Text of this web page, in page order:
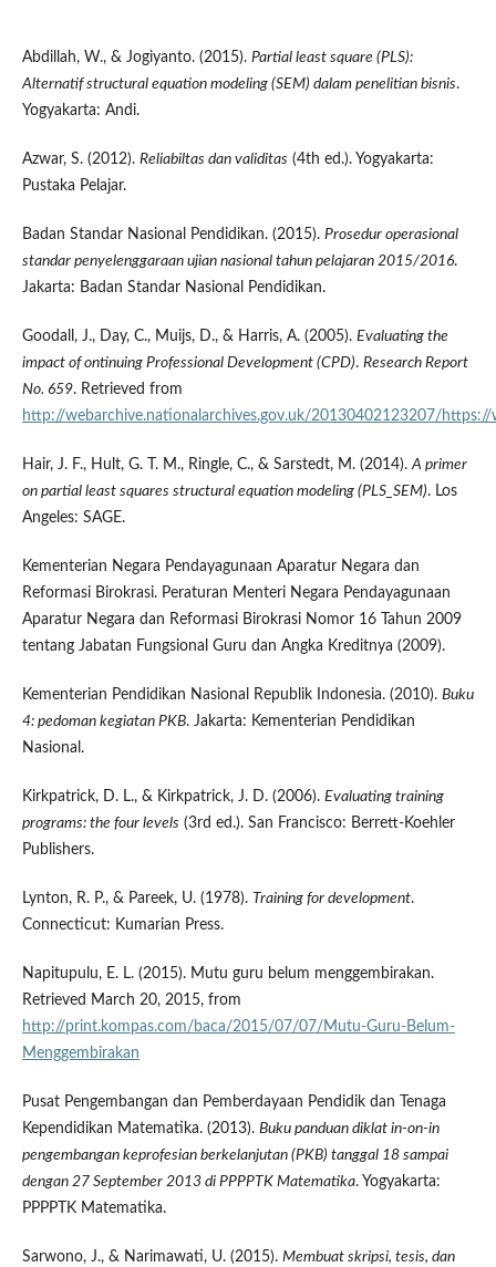
Abdillah, W., & Jogiyanto. (2015). Partial least square (PLS):
Alternatif structural equation modeling (SEM) dalam penelitian bisnis.
Yogyakarta: Andi.
Azwar, S. (2012). Reliabiltas dan validitas (4th ed.). Yogyakarta:
Pustaka Pelajar.
Badan Standar Nasional Pendidikan. (2015). Prosedur operasional
standar penyelenggaraan ujian nasional tahun pelajaran 2015/2016.
Jakarta: Badan Standar Nasional Pendidikan.
Goodall, J., Day, C., Muijs, D., & Harris, A. (2005). Evaluating the
impact of ontinuing Professional Development (CPD). Research Report
No. 659. Retrieved from
http://webarchive.nationalarchives.gov.uk/20130402123207/
Hair, J. F., Hult, G. T. M., Ringle, C., & Sarstedt, M. (2014).A primer
on partial least squares structural equation modeling (PLS_SEM). Los
Angeles: SAGE.
Kementerian Negara Pendayagunaan Aparatur Negara dan
Reformasi Birokrasi. Peraturan Menteri Negara Pendayagunaan
Aparatur Negara dan Reformasi Birokrasi Nomor 16 Tahun 2009
tentang Jabatan Fungsional Guru dan Angka Kreditnya (2009).
Kementerian Pendidikan Nasional Republik Indonesia. (2010). Buku
4: pedoman kegiatan PKB. Jakarta: Kementerian Pendidikan
Nasional.
Kirkpatrick, D. L., & Kirkpatrick, J. D. (2006). Evaluating training
programs: the four levels (3rd ed.). San Francisco: Berrett-Koehler
Publishers.
Lynton, R. P., & Pareek, U. (1978). Training for development.
Connecticut: Kumarian Press.
Napitupulu, E. L. (2015). Mutu guru belum menggembirakan.
Retrieved March 20, 2015, from
http://print.kompas.com/baca/2015/07/07/Mutu-Guru-Belum-
Menggembirakan
Pusat Pengembangan dan Pemberdayaan Pendidik dan Tenaga
Kependidikan Matematika. (2013). Buku panduan diklat in-on-in
pengembangan keprofesian berkelanjutan (PKB) tanggal 18 sampai
dengan 27 September 2013 di PPPPTK Matematika. Yogyakarta:
PPPPTK Matematika.
Sarwono, J., & Narimawati, U. (2015). Membuat skripsi, tesis, dan